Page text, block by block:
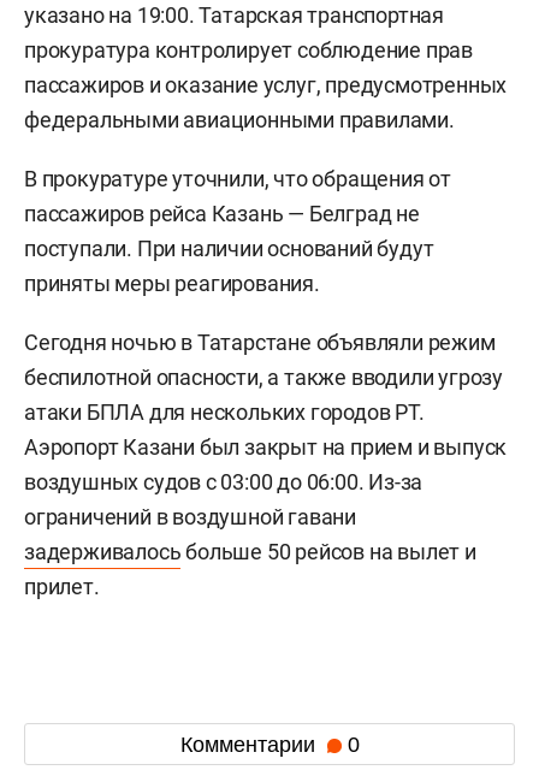
указано на 19:00. Татарская транспортная
прокуратура контролирует соблюдение прав
пассажиров и оказание услуг, предусмотренных
федеральными авиационными правилами.
В прокуратуре уточнили, что обращения от
пассажиров рейса Казань — Белград не
поступали. При наличии оснований будут
приняты меры реагирования.
Сегодня ночью в Татарстане объявляли режим
беспилотной опасности, а также вводили угрозу
атаки БПЛА для нескольких городов РТ.
Аэропорт Казани был закрыт на прием и выпуск
воздушных судов с 03:00 до 06:00. Из-за
ограничений в воздушной гавани
задерживалосьбольше 50 рейсов на вылет и
прилет.
Комментарии 0